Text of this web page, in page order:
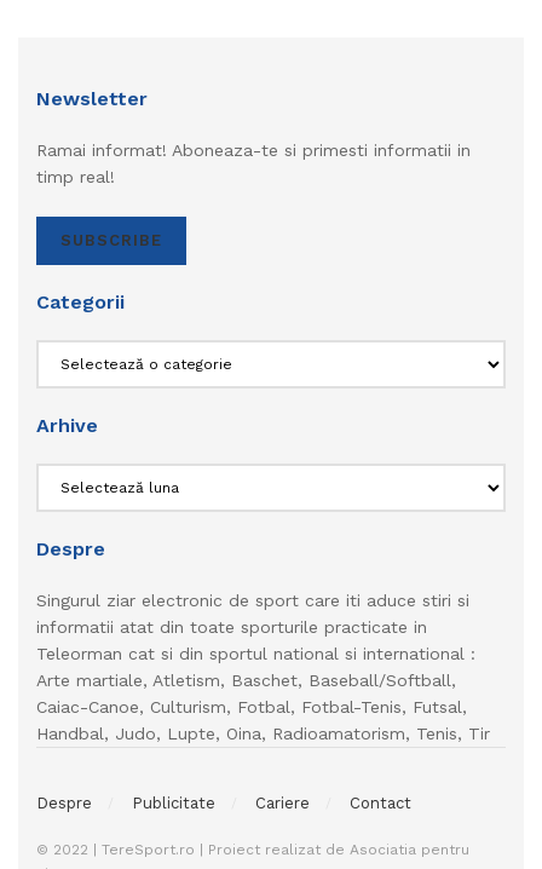
Newsletter
Ramai informat! Aboneaza-te si primesti informatii in
timp real!
SUBSCRIBE
Categorii
Arhive
Despre
Singurul ziar electronic de sport care iti aduce stiri si
informatii atat din toate sporturile practicate in
Teleorman cat si din sportul national si international :
Arte martiale, Atletism, Baschet, Baseball/Softball,
Caiac-Canoe, Culturism, Fotbal, Fotbal-Tenis, Futsal,
Handbal, Judo, Lupte, Oina, Radioamatorism, Tenis, Tir
Despre Publicitate Cariere Contact
© 2022 | TereSport.ro | Proiect realizat de Asociatia pentru